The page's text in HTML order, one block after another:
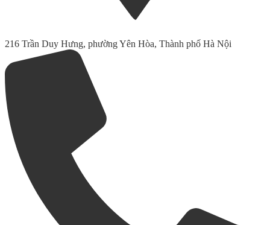
216 Trần Duy Hưng, phường Yên Hòa, Thành phố Hà Nội